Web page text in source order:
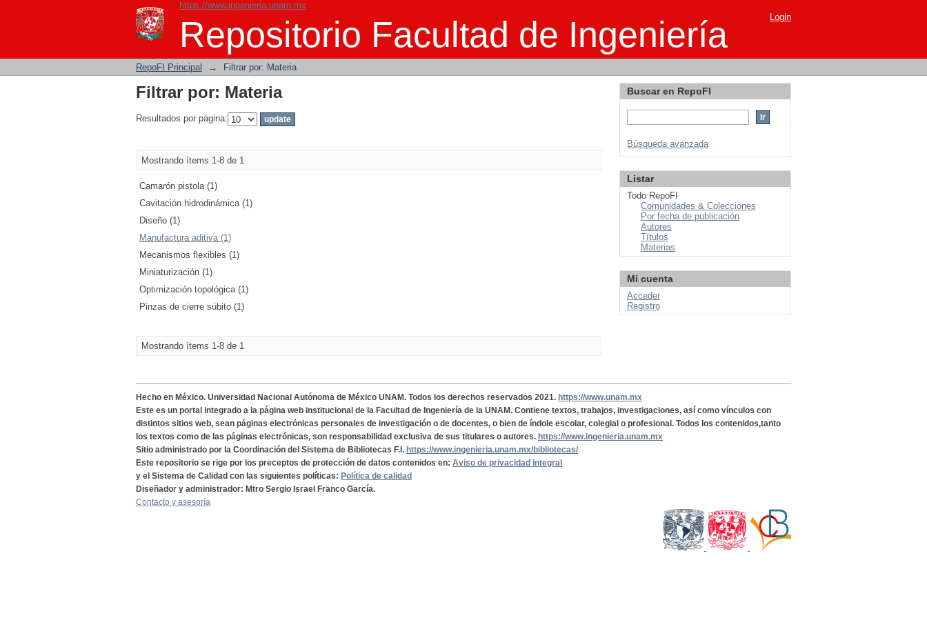
https://www.ingenieria.unam.mx
Repositorio Facultad de Ingeniería
Filtrar por: Materia Login
RepoFI Principal → Filtrar por: Materia
Filtrar por: Materia
Resultados por página:
Mostrando ítems 1-8 de 1
Camarón pistola (1)
Cavitación hidrodinámica (1)
Diseño (1)
Manufactura aditiva (1)
Mecanismos flexibles (1)
Miniaturización (1)
Optimización topológica (1)
Pinzas de cierre súbito (1)
Mostrando ítems 1-8 de 1
Buscar en RepoFI
Búsqueda avanzada
Listar
Todo RepoFI
Comunidades & Colecciones
Por fecha de publicación
Autores
Títulos
Materias
Mi cuenta
Acceder
Registro
Hecho en México. Universidad Nacional Autónoma de México UNAM. Todos los derechos reservados 2021. https://www.unam.mx
Este es un portal integrado a la página web institucional de la Facultad de Ingeniería de la UNAM. Contiene textos, trabajos, investigaciones, así como vínculos con
distintos sitios web, sean páginas electrónicas personales de investigación o de docentes, o bien de índole escolar, colegial o profesional. Todos los contenidos,tanto
los textos como de las páginas electrónicas, son responsabilidad exclusiva de sus titulares o autores. https://www.ingenieria.unam.mx
Sitio administrado por la Coordinación del Sistema de Bibliotecas F.I. https://www.ingenieria.unam.mx/bibliotecas/
Este repositorio se rige por los preceptos de protección de datos contenidos en: Aviso de privacidad integral
y el Sistema de Calidad con las siguientes políticas: Política de calidad
Diseñador y administrador: Mtro Sergio Israel Franco García.
Contacto y asesoría